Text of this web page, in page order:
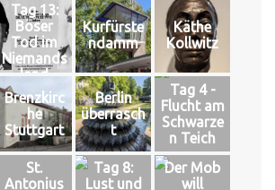
Tag 13:
Böser
Tod im
Niemands
land
Kurfürste
ndamm
Käthe
Kollwitz
Brenzkirc
he
Stuttgart
Berlin
überrasch
t
Tag 4 -
Flucht am
Schwarze
n Teich
St.
Antonius
Tag 8:
Lust und
Der Mob
will